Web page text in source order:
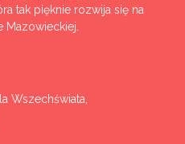
tak pięknie rozwija się na
Mazowieckiej.
Wszechświata,